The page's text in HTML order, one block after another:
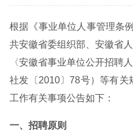
根据《事业单位人事管理条
共安徽省委组织部、安徽省
〈安徽省事业单位公开招聘
社发〔2010〕78号）等有
工作有关事项公告如下：
一、招聘原则